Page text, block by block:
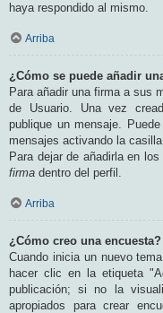
haya respondido al mismo.
Arriba
¿Cómo se puede añadir
Para añadir una firma a sus
de Usuario. Una vez
publique un mensaje.
mensajes activando la
Para dejar de añadirla en
firma dentro del perfil.
Arriba
¿Cómo creo una encuesta?
Cuando inicia un nuevo
hacer clic en la etiqueta
publicación; si no la
apropiados para crear